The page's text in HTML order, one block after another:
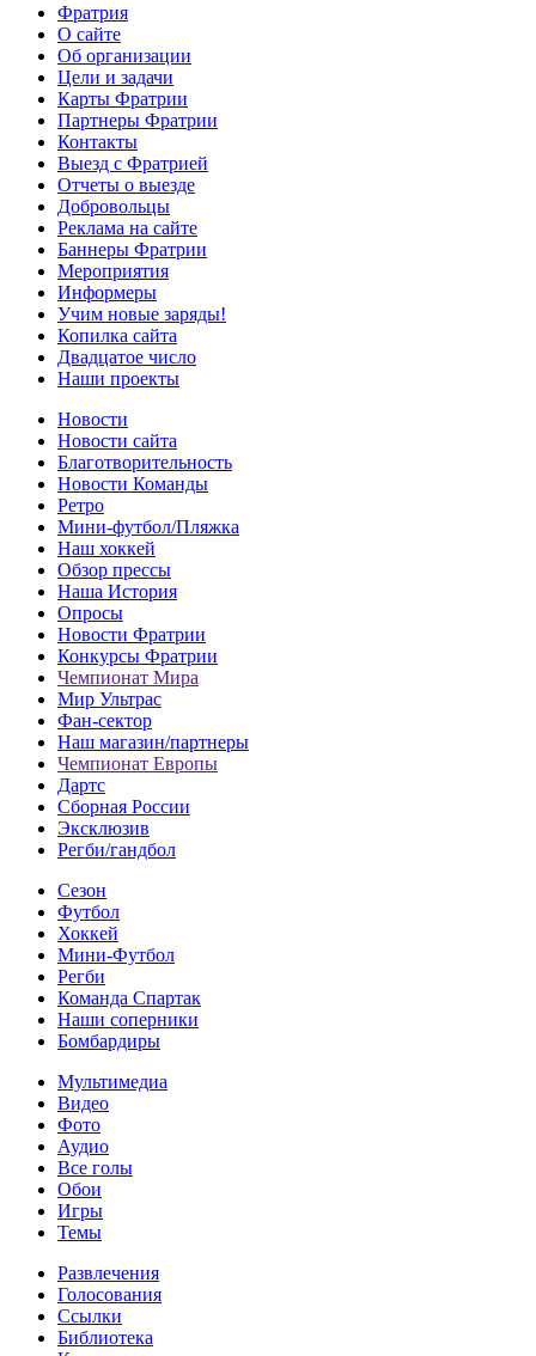
Фратрия
О сайте
Об организации
Цели и задачи
Карты Фратрии
Партнеры Фратрии
Контакты
Выезд с Фратрией
Отчеты о выезде
Добровольцы
Реклама на сайте
Баннеры Фратрии
Мероприятия
Информеры
Учим новые заряды!
Копилка сайта
Двадцатое число
Наши проекты
Новости
Новости сайта
Благотворительность
Новости Команды
Ретро
Мини-футбол/Пляжка
Наш хоккей
Обзор прессы
Наша История
Опросы
Новости Фратрии
Конкурсы Фратрии
Чемпионат Мира
Мир Ультрас
Фан-cектор
Наш магазин/партнеры
Чемпионат Европы
Дартс
Сборная России
Эксклюзив
Регби/гандбол
Сезон
Футбол
Хоккей
Мини-Футбол
Регби
Команда Спартак
Наши соперники
Бомбардиры
Мультимедиа
Видео
Фото
Аудио
Все голы
Обои
Игры
Темы
Развлечения
Голосования
Ссылки
Библиотека